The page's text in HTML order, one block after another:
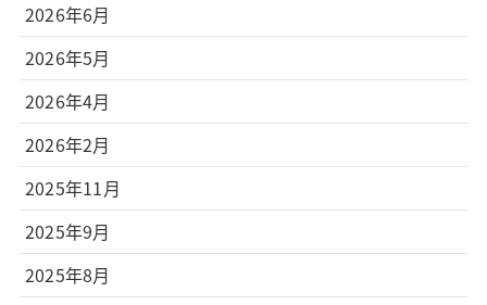
2026年6月
2026年5月
2026年4月
2026年2月
2025年11月
2025年9月
2025年8月